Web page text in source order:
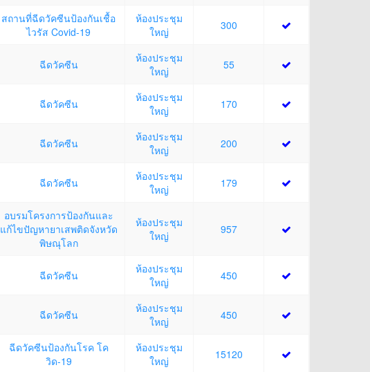
สถานที่ฉีดวัคซีนป้องกันเชื้อ
ไวรัส Covid-19
ห้องประชุม
ใหญ่
300
ฉีดวัคซีน
ห้องประชุม
ใหญ่
55
ฉีดวัคซีน
ห้องประชุม
ใหญ่
170
ฉีดวัคซีน
ห้องประชุม
ใหญ่
200
ฉีดวัคซีน
ห้องประชุม
ใหญ่
179
อบรมโครงการป้องกันและ
แก้ไขปัญหายาเสพติดจังหวัด
พิษณุโลก
ห้องประชุม
ใหญ่
957
ฉีดวัคซีน
ห้องประชุม
ใหญ่
450
ฉีดวัคซีน
ห้องประชุม
ใหญ่
450
ฉีดวัคซีนป้องกันโรค โค
วิด-19
ห้องประชุม
ใหญ่
15120